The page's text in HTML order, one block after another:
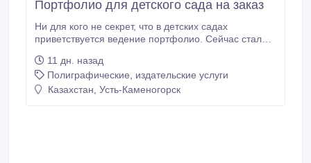
Портфолио для детского сада на заказ
Ни для кого не секрет, что в детских садах
приветствуется ведение портфолио. Сейчас стало
портфолио даже при поступлении детей в детский
сад. Ведение портфолио поможет Вам установить
более близкие отношения с ребёнком, проводить
11 дн. назад
Полиграфические, издательские услуги
Казахстан, Усть-Каменогорск